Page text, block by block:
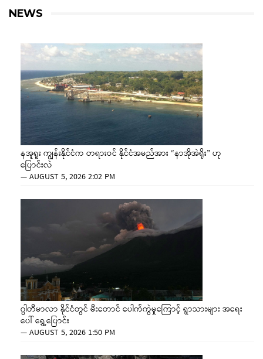
NEWS
နအူရူး ကျွန်းနိုင်ငံက တရားဝင် နိုင်ငံအမည်အား “နာအိုအဲရိုး” ဟု
ပြောင်းလဲ
—AUGUST 5, 2026 2:02 PM
ဂွါတီမာလာ နိုင်ငံတွင် မီးတောင် ပေါက်ကွဲမှုကြောင့် ရွာသားများ အရေး
ပေါ် ရွှေ့ပြောင်း
—AUGUST 5, 2026 1:50 PM